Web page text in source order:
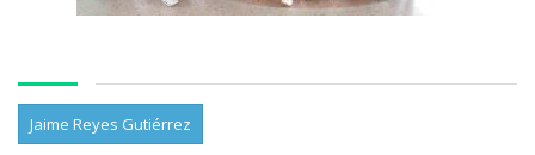
Jaime Reyes Gutiérrez